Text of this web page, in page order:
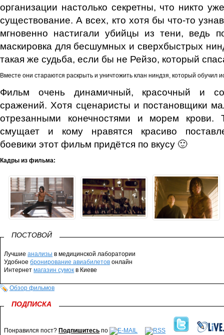
организации настолько секретны, что никто
существование. А всех, кто хотя бы что-то
мгновенно настигали убийцы из тени, ведь
маскировка для бесшумных и сверхбыстрых
такая же судьба, если бы не Рейзо, который
Вместе они стараются раскрыть и уничтожить клан ниндзя, который обучил
Фильм очень динамичный, красочный и
сражений. Хотя сценаристы и постановщики
отрезанными конечностями и морем
смущает и кому нравятся красиво
боевики этот фильм придётся по вкусу 🙂
Кадры из фильма:
ПОСТОВОЙ
Лучшиеанализы в медицинской лаборатории
Удобноебронирование авиабилетов онлайн
Интернетмагазин сумок в Киеве
Обзор фильмов
ПОДПИСКА
Понравился пост? Подпишитесь по